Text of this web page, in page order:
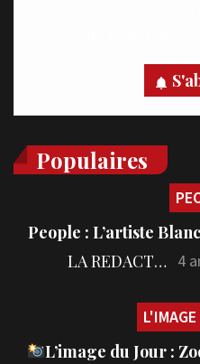
Populaires
People : L’artiste
LA REDACTION 4
L’image du Jour :